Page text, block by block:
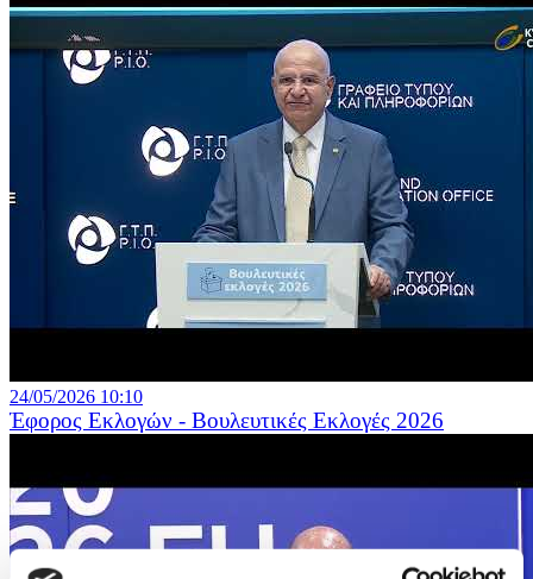
24/05/2026 10:10
Έφορος Εκλογών - Βουλευτικές Εκλογές 2026